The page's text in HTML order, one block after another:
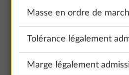
Masse en ordre de
Tolérance légalement
Marge légalement